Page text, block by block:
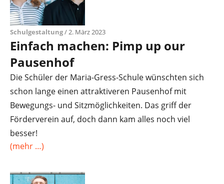
Schulgestaltung/ 2. März 2023
Einfach machen: Pimp up our
Pausenhof
Die Schüler der Maria-Gress-Schule wünschten sich
schon lange einen attraktiveren Pausenhof mit
Bewegungs- und Sitzmöglichkeiten. Das griff der
Förderverein auf, doch dann kam alles noch viel
besser!
(mehr …)